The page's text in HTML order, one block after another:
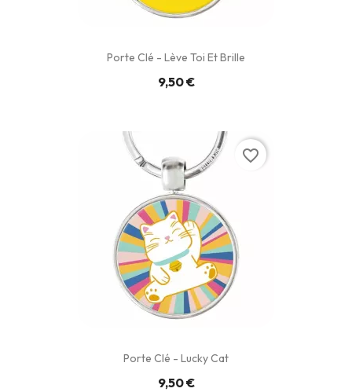
Porte Clé - Lève Toi Et Brille
9,50 €
Porte Clé - Lucky Cat
9,50 €
favorite_border